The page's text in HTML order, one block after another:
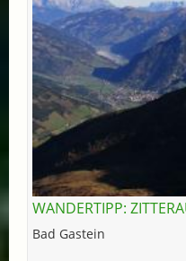
WANDERTIPP:
Bad Gastein